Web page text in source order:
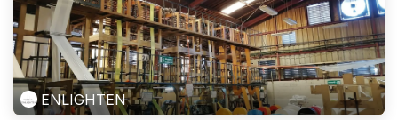
ENLIGHTEN